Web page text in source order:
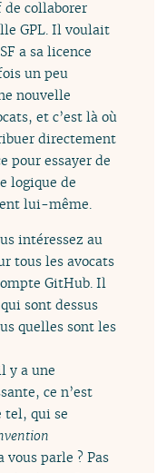
collaborer
GPL. Il voulait
a sa licence
un peu
nouvelle
et c’est là où
directement
pour essayer de
logique de
lui-même.
intéressez au
tous les avocats
GitHub. Il
sont dessus
quelles sont les
y a une
ce n’est
tel, qui se
vous parle ? Pas